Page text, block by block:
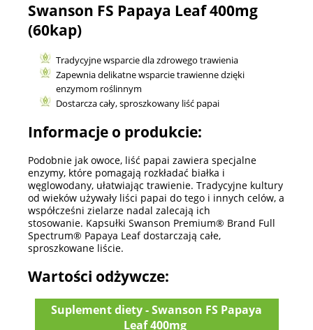
Swanson FS Papaya Leaf 400mg
(60kap)
Tradycyjne wsparcie dla zdrowego trawienia
Zapewnia delikatne wsparcie trawienne dzięki
enzymom roślinnym
Dostarcza cały, sproszkowany liść papai
Informacje o produkcie:
Podobnie jak owoce, liść papai zawiera specjalne
enzymy, które pomagają rozkładać białka i
węglowodany, ułatwiając trawienie. Tradycyjne kultury
od wieków używały liści papai do tego i innych celów, a
współcześni zielarze nadal zalecają ich
stosowanie. Kapsułki Swanson Premium® Brand Full
Spectrum® Papaya Leaf dostarczają całe,
sproszkowane liście.
Wartości odżywcze:
Suplement diety - Swanson FS Papaya
Leaf 400mg